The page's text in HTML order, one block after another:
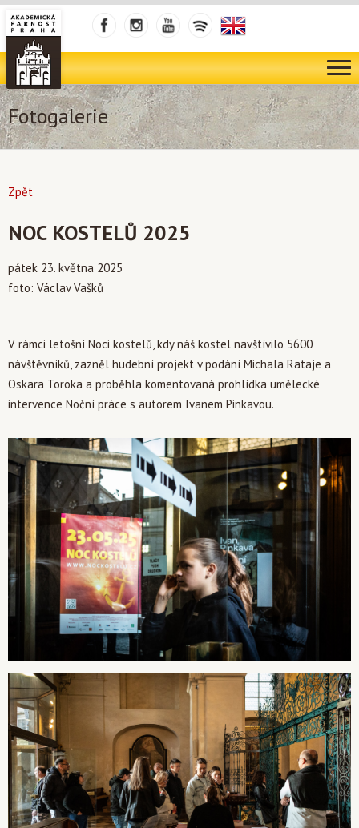
Fotogalerie
Zpět
NOC KOSTELŮ 2025
pátek 23. května 2025
foto: Václav Vašků
V rámci letošní Noci kostelů, kdy náš kostel navštívilo 5600
návštěvníků, zazněl hudební projekt v podání Michala Rataje a
Oskara Toröka a proběhla komentovaná prohlídka umělecké
intervence Noční práce s autorem Ivanem Pinkavou.